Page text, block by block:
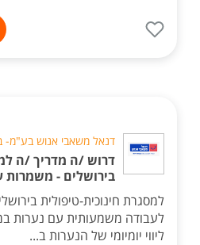
דנאל משאבי אנוש
דרוש /ה מדריך /ה
בירושלים - משמרות
למסגרת חינוכית-טיפולית
לעבודה משמעותית עם נערות
ליווי יומיומי של הנערות ב...